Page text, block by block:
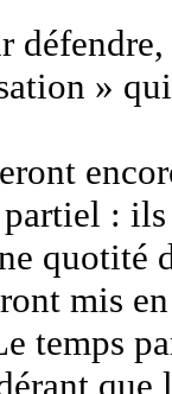
»
:
quotité
mis
temps